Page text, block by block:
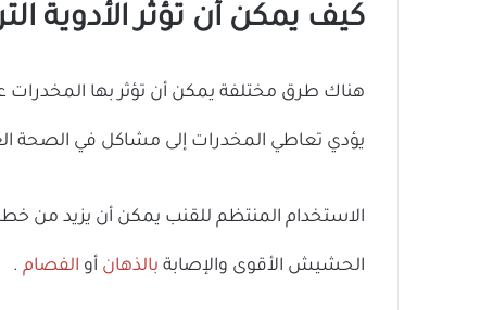
كيف يمكن أن تؤثر الأدوية
هناك طرق مختلفة يمكن أن تؤثر بها
يؤدي تعاطي المخدرات إلى مشاكل في الصحة
الاستخدام المنتظم للقنب يمكن أن يزيد من
الحشيش الأقوى والإصابة بالذهان أو الفصام .